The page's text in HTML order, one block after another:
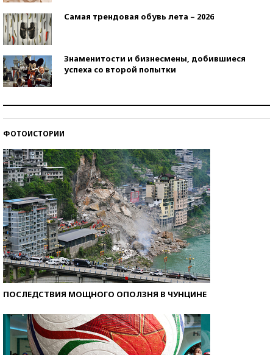
Самая трендовая обувь лета – 2026
Знаменитости и бизнесмены, добившиеся
успеха со второй попытки
ФОТОИСТОРИИ
ПОСЛЕДСТВИЯ МОЩНОГО ОПОЛЗНЯ В ЧУНЦИНЕ